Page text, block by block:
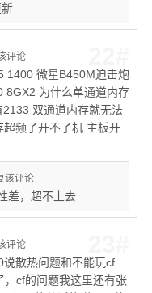
评论
1400 微星B450M迫击炮
8GX2 为什么单通道内存
双通道内存就无法
频了开不了机 主板开
该评论
差，超不上去
评论
散热问题和不能玩cf
，cf的问题我这里还有张